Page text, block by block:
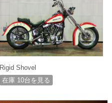
Rigid Shovel
在庫 10台を見る